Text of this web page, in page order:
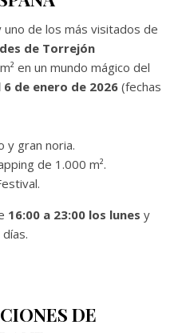
de los más visitados de
de Torrejón
en un mundo mágico del
de enero de 2026 (fechas
y gran noria.
de 1.000 m².
16:00 a 23:00 los lunes y
DE